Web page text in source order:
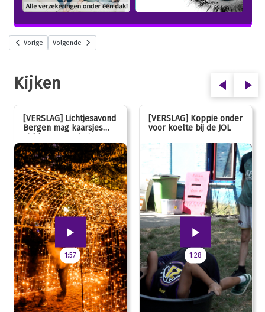
Vorige Volgende
Kijken
[VERSLAG] Lichtjesavond
Bergen mag kaarsjes
uitblazen: 100 jarig
jubileum!
1:57
[VERSLAG] Koppie onder
voor koelte bij de JOL
1:28